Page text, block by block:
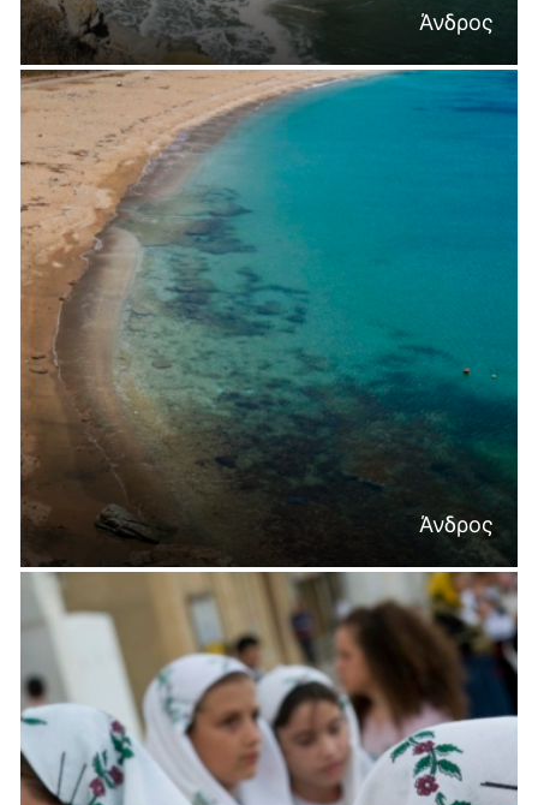
Άνδρος
Άνδρος